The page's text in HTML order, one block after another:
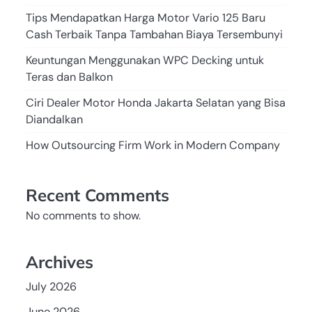
Tips Mendapatkan Harga Motor Vario 125 Baru
Cash Terbaik Tanpa Tambahan Biaya Tersembunyi
Keuntungan Menggunakan WPC Decking untuk
Teras dan Balkon
Ciri Dealer Motor Honda Jakarta Selatan yang Bisa
Diandalkan
How Outsourcing Firm Work in Modern Company
Recent Comments
No comments to show.
Archives
July 2026